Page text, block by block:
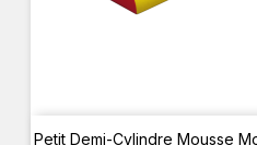
Petit Demi-Cylindre Mousse